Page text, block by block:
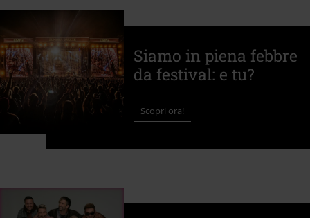
Siamo in piena febbre
da festival: e tu?
Scopri ora!